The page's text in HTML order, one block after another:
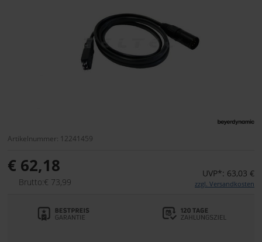
Artikelnummer: 12241459
€ 62,18
Brutto:€ 73,99
UVP*: 63,03 €
zzgl. Versandkosten